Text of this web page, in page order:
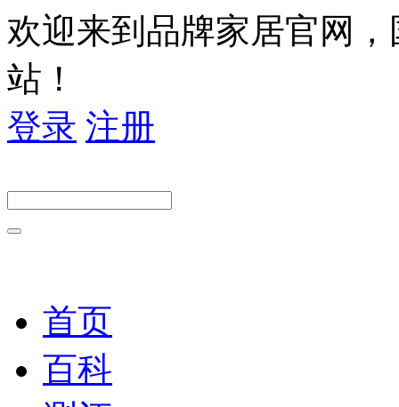
欢迎来到品牌家居官网
站！
登录 注册
首页
百科